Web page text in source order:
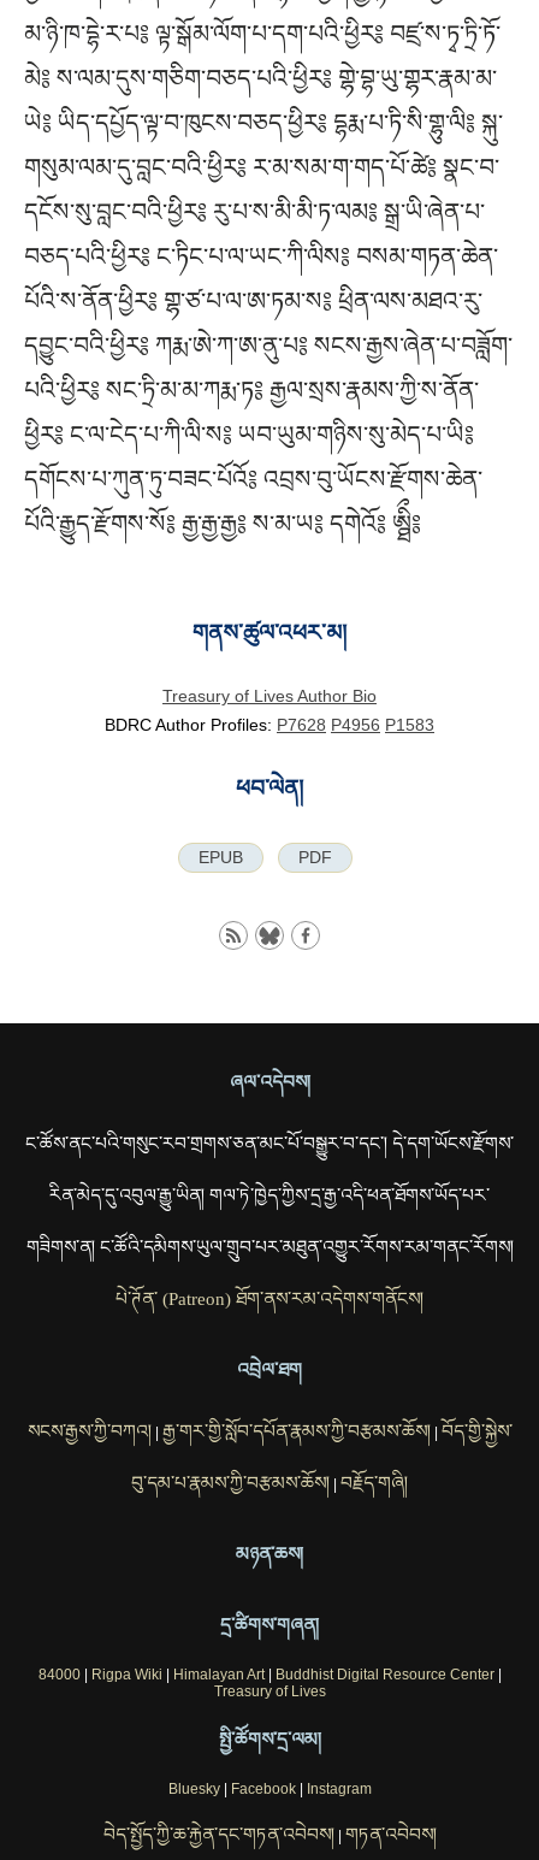
མ་ཉི་ཁ་དྷེ་ར་པ༔ ལྟ་སྒོམ་ལོག་པ་དག་པའི་ཕྱིར༔ བཛྲ་ས་ཏྭ་ཏྲི་ཏོ་
མེ༔ ས་ལམ་དུས་གཅིག་བཅད་པའི་ཕྱིར༔ གྷེ་བྷ་ཡུ་གྷར་རྣམ་མ་
ཡེ༔ ཡིད་དཔྱོད་ལྟ་བ་ཁུངས་བཅད་ཕྱིར༔ དྷརྨ་པ་ཏི་སི་གྷུ་ལི༔ སྐུ་
གསུམ་ལམ་དུ་བླང་བའི་ཕྱིར༔ ར་མ་སམ་ག་གད་པོ་ཚེ༔ སྣང་བ་
དངོས་སུ་བླང་བའི་ཕྱིར༔ རུ་པ་ས་མི་མི་ཏ་ལམ༔ སྒྲ་ཡི་ཞེན་པ་
བཅད་པའི་ཕྱིར༔ ང་ཏིང་པ་ལ་ཡང་ཀི་ལིས༔ བསམ་གཏན་ཆེན་
པོའི་ས་ནོན་ཕྱིར༔ གྷ་ཙ་པ་ལ་ཨ་ཏམ་ས༔ ཕྲིན་ལས་མཐའ་རུ་
དབྱུང་བའི་ཕྱིར༔ ཀརྨ་ཨེ་ཀ་ཨ་ནུ་པ༔ སངས་རྒྱས་ཞེན་པ་བཟློག་
པའི་ཕྱིར༔ སང་ཏྲི་མ་མ་ཀརྨ་ཏ༔ རྒྱལ་སྲས་རྣམས་ཀྱི་ས་ནོན་
ཕྱིར༔ ང་ལ་ངེད་པ་ཀི་ལི་ས༔ ཡབ་ཡུམ་གཉིས་སུ་མེད་པ་ཡི༔
དགོངས་པ་ཀུན་ཏུ་བཟང་པོའོ༔ འབྲས་བུ་ཡོངས་རྫོགས་ཆེན་
པོའི་རྒྱུད་རྫོགས་སོ༔ རྒྱ་རྒྱ་རྒྱ༔ ས་མ་ཡ༔ དགེའོ༔ ཨྠིྀ༔
གནས་ཚུལ་འཕར་མ།
Treasury of Lives Author Bio
BDRC Author Profiles: P7628 P4956 P1583
ཕབ་ལེན།
EPUB PDF
ཞལ་འདེབས།
ང་ཚོས་ནང་པའི་གསུང་རབ་གྲགས་ཅན་མང་པོ་བསྒྱུར་བ་དང་། དེ་དག་ཡོངས་རྫོགས་
རིན་མེད་དུ་འབུལ་རྒྱུ་ཡིན། གལ་ཏེ་ཁྱེད་ཀྱིས་དྲ་རྒྱ་འདི་ཕན་ཐོགས་ཡོད་པར་
གཟིགས་ན། ང་ཚོའི་དམིགས་ཡུལ་གྲུབ་པར་མཐུན་འགྱུར་རོགས་རམ་གནང་རོགས།
པེ་ཊོན་ (Patreon) ཐོག་ནས་རམ་འདེགས་གནོངས།
འབྲེལ་ཐག
སངས་རྒྱས་ཀྱི་བཀའ།| རྒྱ་གར་གྱི་སློབ་དཔོན་རྣམས་ཀྱི་བརྩམས་ཆོས།| བོད་གྱི་སྐྱེས་
བུ་དམ་པ་རྣམས་ཀྱི་བརྩམས་ཆོས། | བརྗོད་གཞི།
མཉན་ཆས།
དྲ་ཚིགས་གཞན།
84000| Rigpa Wiki | Himalayan Art| Buddhist Digital Resource Center|
Treasury of Lives
སྤྱི་ཚོགས་དྲ་ལམ།
Bluesky| Facebook| Instagram
བེད་སྤྱོད་ཀྱི་ཆ་རྐྱེན་དང་གཏན་འབེབས།| གཏན་འབེབས།